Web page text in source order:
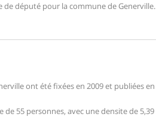
de député pour la commune de Generville.
ont été fixées en 2009 et publiées en
55 personnes, avec une densite de 5,39